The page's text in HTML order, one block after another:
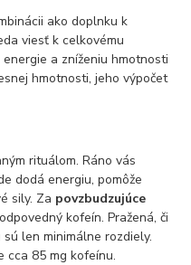
ako doplnku k
viesť k celkovému
a zníženiu hmotnosti
hmotnosti, jeho výpočet
rituálom. Ráno vás
dodá energiu, pomôže
sily. Za povzbudzujúce
kofeín. Pražená, či
len minimálne rozdiely.
cca 85 mg kofeínu.